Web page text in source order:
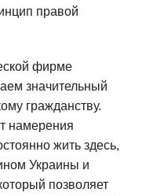
правой
фирме
значительный
гражданству.
намерения
жить здесь,
Украины и
позволяет